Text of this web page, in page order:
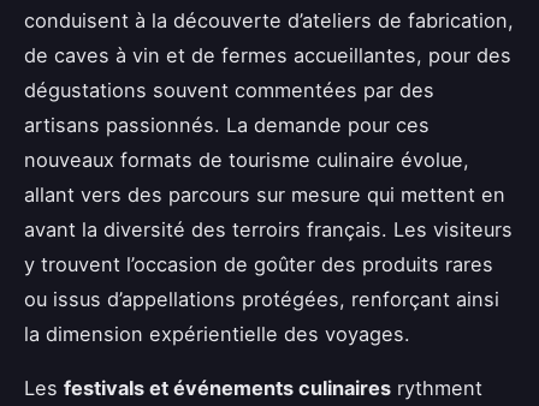
conduisent à la découverte d’ateliers de fabrication,
de caves à vin et de fermes accueillantes, pour des
dégustations souvent commentées par des
artisans passionnés. La demande pour ces
nouveaux formats de tourisme culinaire évolue,
allant vers des parcours sur mesure qui mettent en
avant la diversité des terroirs français. Les visiteurs
y trouvent l’occasion de goûter des produits rares
ou issus d’appellations protégées, renforçant ainsi
la dimension expérientielle des voyages.
Les festivals et événements culinaires rythment